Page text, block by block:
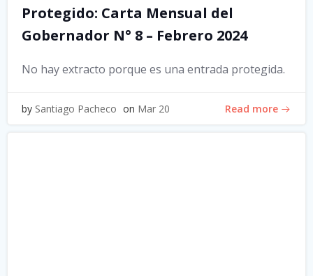
Protegido: Carta Mensual del
Gobernador N° 8 – Febrero 2024
No hay extracto porque es una entrada protegida.
by Santiago Pacheco on Mar 20 Read more